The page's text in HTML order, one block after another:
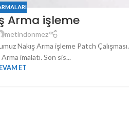
Arma işleme
metindonmez
Nakış Arma işleme Patch Çalışması.
imalatı. Son sis...
ET